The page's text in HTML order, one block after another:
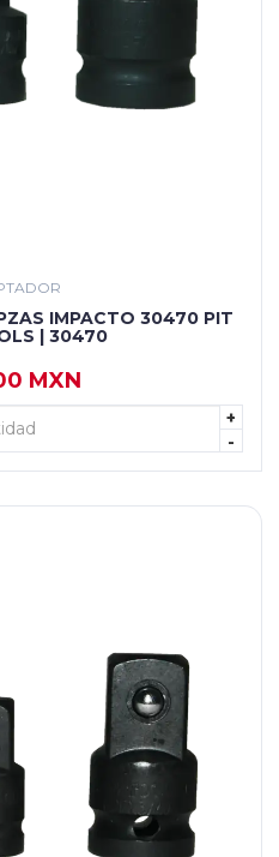
IMPACTO 30470 PIT
| 30470
MXN
+
-